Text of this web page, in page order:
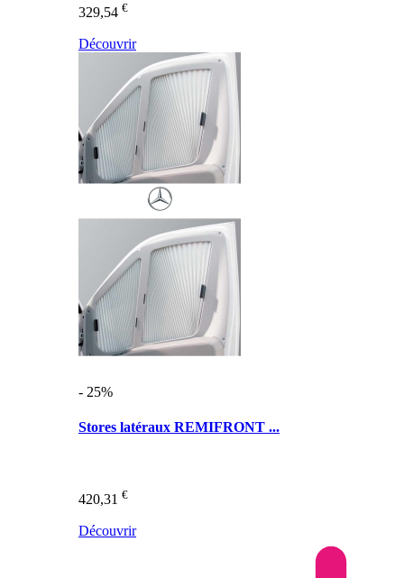
329,54 €
Découvrir
- 25%
Stores latéraux REMIFRONT ...
420,31 €
Découvrir